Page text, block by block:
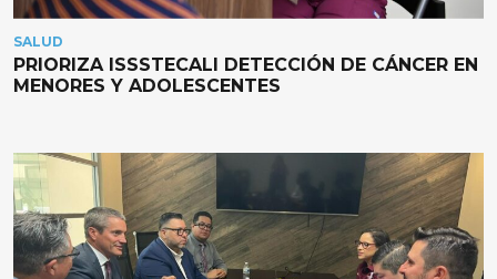
SALUD
PRIORIZA ISSSTECALI DETECCIÓN DE CÁNCER EN
MENORES Y ADOLESCENTES